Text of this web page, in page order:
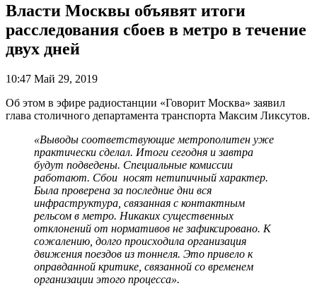
Власти Москвы объявят итоги
расследования сбоев в метро в течение
двух дней
10:47 Май 29, 2019
Об этом в эфире радиостанции «Говорит Москва» заявил
глава столичного департамента транспорта Максим Ликсутов.
«Выводы соответствующие метрополитен уже
практически сделал. Итоги сегодня и завтра
будут подведены. Специальные комиссии
работают. Сбои носят нетипичный характер.
Была проверена за последние дни вся
инфраструктура, связанная с контактным
рельсом в метро. Никаких существенных
отклонений от нормативов не зафиксировано. К
сожалению, долго происходила организация
движения поездов из тоннеля. Это привело к
оправданной критике, связанной со временем
организации этого процесса».